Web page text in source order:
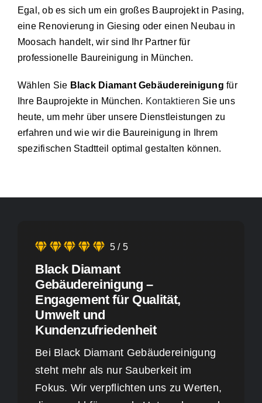
Egal, ob es sich um ein großes Bauprojekt in Pasing,
eine Renovierung in Giesing oder einen Neubau in
Moosach handelt, wir sind Ihr Partner für
professionelle Baureinigung in München.
Wählen Sie Black Diamant Gebäudereinigung für
Ihre Bauprojekte in München. Kontaktieren Sie uns
heute, um mehr über unsere Dienstleistungen zu
erfahren und wie wir die Baureinigung in Ihrem
spezifischen Stadtteil optimal gestalten können.
5/ 5
Black Diamant
Gebäudereinigung –
Engagement für Qualität,
Umwelt und
Kundenzufriedenheit
Bei Black Diamant Gebäudereinigung
steht mehr als nur Sauberkeit im
Fokus. Wir verpflichten uns zu Werten,